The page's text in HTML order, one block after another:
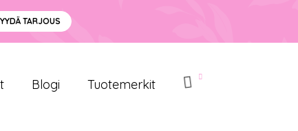
TARJOUS
Blogi Tuotemerkit